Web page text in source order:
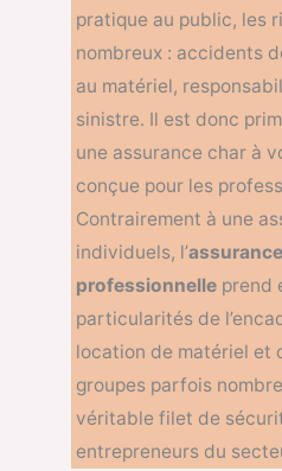
pratique au public, les
nombreux : accidents
au matériel,
sinistre. Il est donc
une assurance char à
conçue pour les
Contrairement à une
individuels, l’
professionnelle prend
particularités de
location de matériel et
groupes parfois
véritable filet de
entrepreneurs du